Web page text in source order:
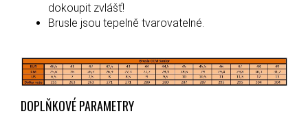
dokoupit zvlášť!
Brusle jsou tepelně tvarovatelné.
DOPLŇKOVÉ PARAMETRY